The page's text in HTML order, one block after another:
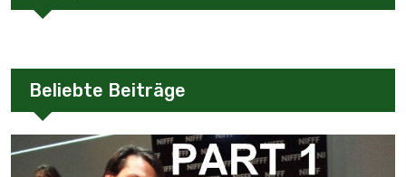
Beliebte Beiträge